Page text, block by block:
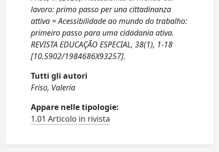
lavoro: primo passo per una cittadinanza
attiva = Acessibilidade ao mundo do trabalho:
primeiro passo para uma cidadania ativa.
REVISTA EDUCAÇÃO ESPECIAL, 38(1), 1-18
[10.5902/1984686X93257].
Tutti gli autori
Friso, Valeria
Appare nelle tipologie:
1.01 Articolo in rivista